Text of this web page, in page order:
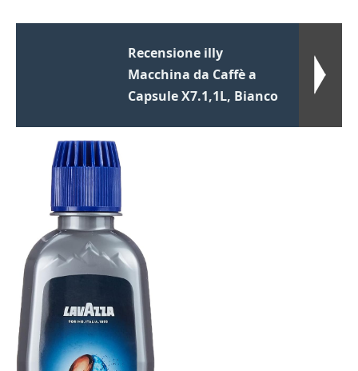
Recensione illy
Macchina da Caffè a
Capsule X7.1,1L, Bianco